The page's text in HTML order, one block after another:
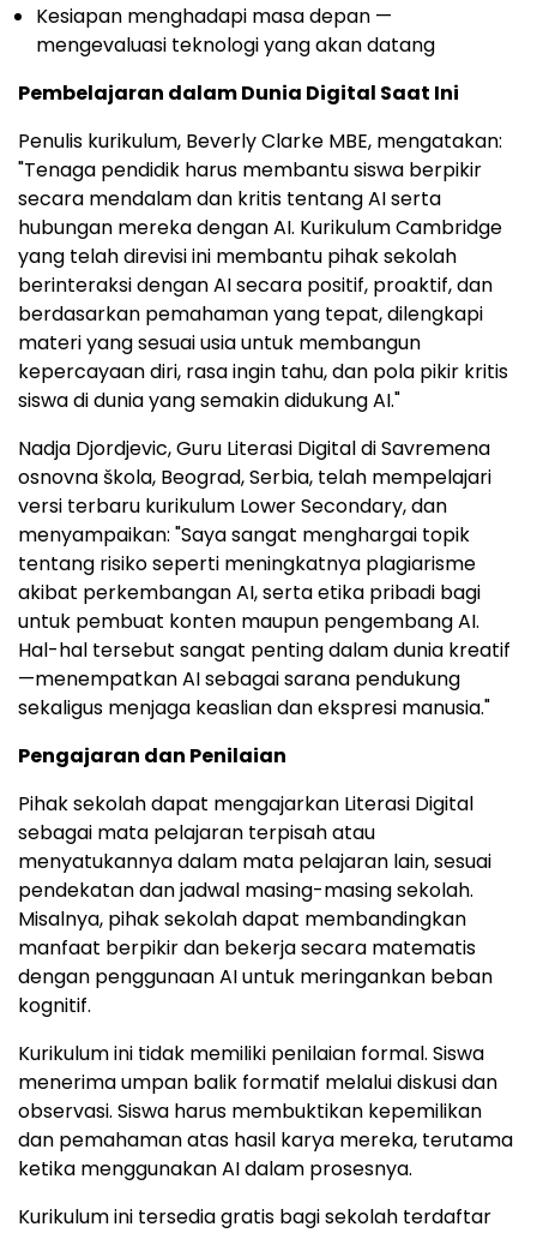
Kesiapan menghadapi masa depan —
mengevaluasi teknologi yang akan datang
Pembelajaran dalam Dunia Digital Saat Ini
Penulis kurikulum, Beverly Clarke MBE, mengatakan:
"Tenaga pendidik harus membantu siswa berpikir
secara mendalam dan kritis tentang AI serta
hubungan mereka dengan AI. Kurikulum Cambridge
yang telah direvisi ini membantu pihak sekolah
berinteraksi dengan AI secara positif, proaktif, dan
berdasarkan pemahaman yang tepat, dilengkapi
materi yang sesuai usia untuk membangun
kepercayaan diri, rasa ingin tahu, dan pola pikir kritis
siswa di dunia yang semakin didukung AI."
Nadja Djordjevic, Guru Literasi Digital di Savremena
osnovna škola, Beograd, Serbia, telah mempelajari
versi terbaru kurikulum Lower Secondary, dan
menyampaikan: "Saya sangat menghargai topik
tentang risiko seperti meningkatnya plagiarisme
akibat perkembangan AI, serta etika pribadi bagi
untuk pembuat konten maupun pengembang AI.
Hal-hal tersebut sangat penting dalam dunia kreatif
—menempatkan AI sebagai sarana pendukung
sekaligus menjaga keaslian dan ekspresi manusia."
Pengajaran dan Penilaian
Pihak sekolah dapat mengajarkan Literasi Digital
sebagai mata pelajaran terpisah atau
menyatukannya dalam mata pelajaran lain, sesuai
pendekatan dan jadwal masing-masing sekolah.
Misalnya, pihak sekolah dapat membandingkan
manfaat berpikir dan bekerja secara matematis
dengan penggunaan AI untuk meringankan beban
kognitif.
Kurikulum ini tidak memiliki penilaian formal. Siswa
menerima umpan balik formatif melalui diskusi dan
observasi. Siswa harus membuktikan kepemilikan
dan pemahaman atas hasil karya mereka, terutama
ketika menggunakan AI dalam prosesnya.
Kurikulum ini tersedia gratis bagi sekolah terdaftar